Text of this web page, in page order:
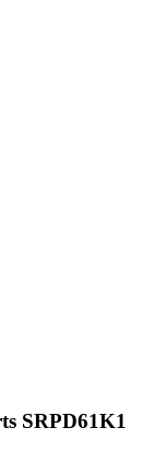
SRPD61K1